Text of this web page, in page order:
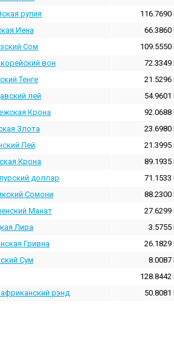
pупия 116.7690
Иена 66.3860
Сом 109.5550
вон 72.3349
Тенге 21.5296
лей 54.9601
Крона 92.0688
Злота 23.6980
Лей 21.3995
Крона 89.1935
доллар 71.1533
Сомони 88.2300
Манат 27.6299
Лира 3.5755
Гривна 26.1829
Сум 8.0087
128.8442
рэнд 50.8081